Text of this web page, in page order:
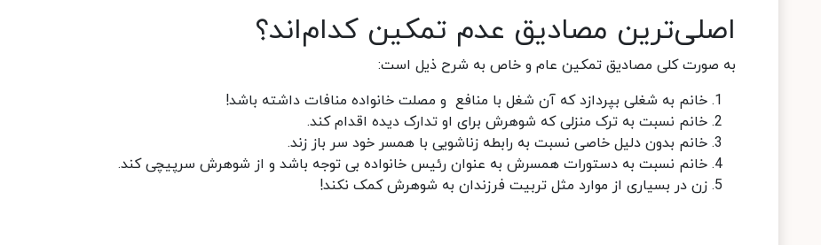
اصلی‌ترین مصادیق عدم تمکین کدام‌اند؟
به صورت کلی مصادیق تمکین عام و خاص به شرح ذیل است:
خانم به شغلی بپردازد که آن شغل با منافع و مصلت خانواده منافات داشته باشد!
خانم نسبت به ترک منزلی که شوهرش برای او تدارک دیده اقدام کند.
خانم بدون دلیل خاصی نسبت به رابطه زناشویی با همسر خود سر باز زند.
خانم نسبت به دستورات همسرش به عنوان رئیس خانواده بی توجه باشد و از شوهرش سرپیچی کند.
زن در بسیاری از موارد مثل تربیت فرزندان به شوهرش کمک نکند!